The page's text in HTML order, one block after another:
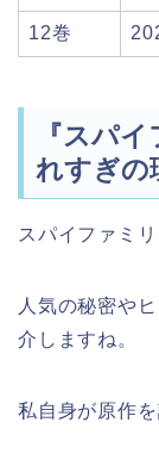
12巻
『スパ
れすぎの
スパイファミ
人気の秘密や
介しますね。
私自身が原作